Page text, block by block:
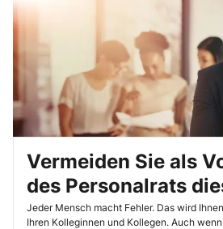
Vermeiden Sie als
des Personalrats
im
Jeder Mensch macht Fehler. Das wird
Ihren Kolleginnen und Kollegen. Auch